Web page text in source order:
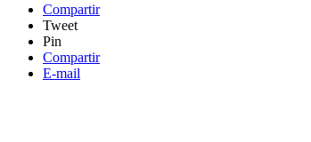
Compartir
Tweet
Pin
Compartir
E-mail